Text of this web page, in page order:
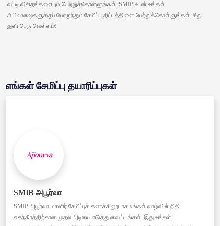
வட்டி விகிதங்களையும் பெற்றுக்கொள்ளுங்கள். SMIB உடன் உங்கள்
அபிலாஷைகளுக்குப் பொருந்தும் சேமிப்பு திட்டத்தினை பெற்றுக்கொள்ளுங்கள். சிறு
துளி பெரு வெள்ளம்!
எங்கள் சேமிப்பு தயாரிப்புகள்
SMIB அபூர்வா
SMIB அபூர்வா மகளிர் சேமிப்புக் கணக்கினூடாக உங்கள் வாழ்வின் நிதி
சுதந்திரத்திற்கான முதல் அடியை எடுத்து வைய்யுங்கள். இது உங்கள்